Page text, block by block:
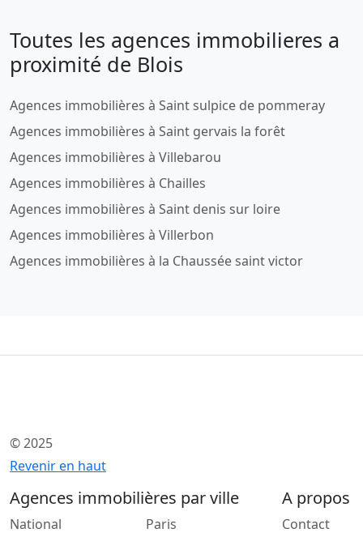
Toutes les agences immobilieres a
proximité de Blois
Agences immobilières à Saint sulpice de pommeray
Agences immobilières à Saint gervais la forêt
Agences immobilières à Villebarou
Agences immobilières à Chailles
Agences immobilières à Saint denis sur loire
Agences immobilières à Villerbon
Agences immobilières à la Chaussée saint victor
© 2025
Revenir en haut
Agences immobilières par ville
National Paris
A propos
Contact